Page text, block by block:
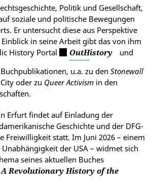
Politik und Gesellschaft,
soziale und politische Bewegungen
Er untersucht diese aus Perspektive
Einblick in seine Arbeit gibt das von ihm
History Portal
OutHistory
und
u.a. zu den Stonewall
oder zu Queer Activism in den
Erfurt findet auf Einladung der
Geschichte und der DFG-
Freiwilligkeit statt. Im Juni 2026 – einem
der USA – widmet sich
seines aktuellen Buches
Revolutionary History of the